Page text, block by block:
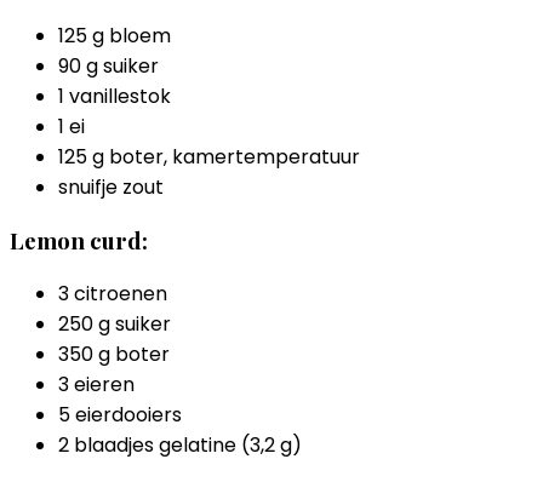
125 g bloem
90 g suiker
1 vanillestok
1 ei
125 g boter, kamertemperatuur
snuifje zout
Lemon curd:
3 citroenen
250 g suiker
350 g boter
3 eieren
5 eierdooiers
2 blaadjes gelatine (3,2 g)